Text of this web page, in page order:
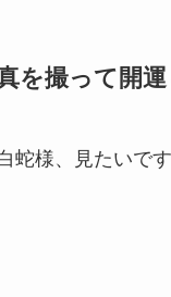
を撮って開運
蛇様、見たいで